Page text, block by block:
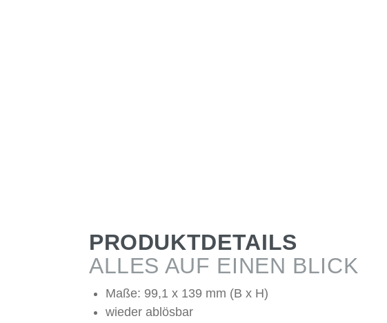
PRODUKTDETAILS
ALLES AUF EINEN BLICK
Maße: 99,1 x 139 mm (B x H)
wieder ablösbar